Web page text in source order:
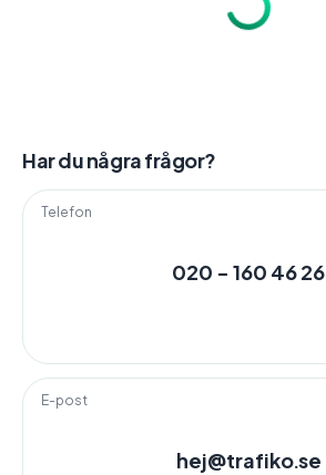
Har du några frågor?
Telefon
020 - 160 46 26
E-post
hej@trafiko.se